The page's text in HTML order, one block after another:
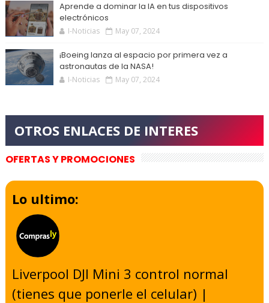
Aprende a dominar la IA en tus dispositivos
electrónicos
I-Noticias May 07, 2024
¡Boeing lanza al espacio por primera vez a
astronautas de la NASA!
I-Noticias May 07, 2024
OFERTAS Y PROMOCIONES
Lo ultimo:
Liverpool DJI Mini 3 control normal
(tienes que ponerle el celular) |